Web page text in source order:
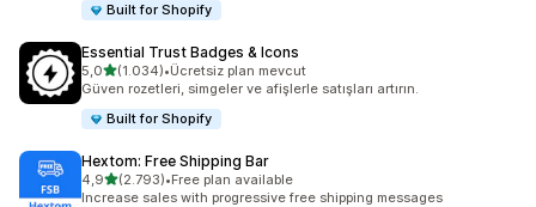
Built for Shopify
Essential Trust Badges & Icons
5,05 yıldız üzerinden
(1.034)
toplam 1034 değerlendirme
•Ücretsiz plan mevcut
Güven rozetleri, simgeler ve afişlerle satışları artırın.
Built for Shopify
Hextom: Free Shipping Bar
4,95 yıldız üzerinden
(2.793)
toplam 2793 değerlendirme
•Free plan available
Increase sales with progressive free shipping messages